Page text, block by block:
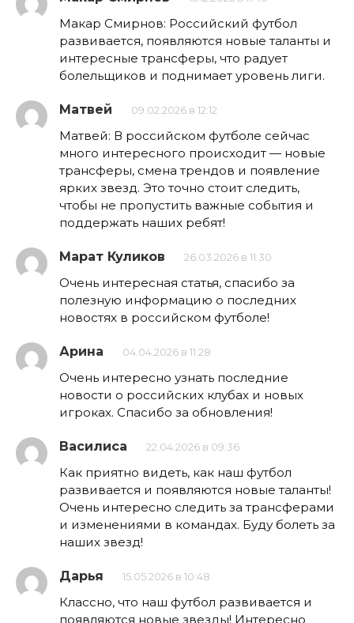
Макар Смирнов: Российский футбол
развивается, появляются новые таланты и
интересные трансферы, что радует
болельщиков и поднимает уровень лиги.
Матвей 09.02.2026 в 12:12
Матвей: В российском футболе сейчас
много интересного происходит — новые
трансферы, смена трендов и появление
ярких звезд. Это точно стоит следить,
чтобы не пропустить важные события и
поддержать наших ребят!
Марат Куликов 26.03.2026 в 11:30
Очень интересная статья, спасибо за
полезную информацию о последних
новостях в российском футболе!
Арина 04.04.2026 в 11:28
Очень интересно узнать последние
новости о российских клубах и новых
игроках. Спасибо за обновления!
Василиса 22.04.2026 в 09:36
Как приятно видеть, как наш футбол
развивается и появляются новые таланты!
Очень интересно следить за трансферами
и изменениями в командах. Буду болеть за
наших звезд!
Дарья 15.05.2026 в 10:48
Классно, что наш футбол развивается и
появляются новые звезды! Интересно